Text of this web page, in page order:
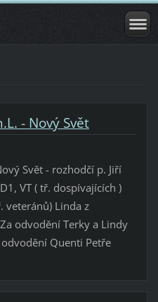
- Nový Svět
Svět - rozhodčí p. Jiří
VT ( tř. dospívajících )
veteránů) Linda z
odvodění Terky a Lindy
Quenti Petře